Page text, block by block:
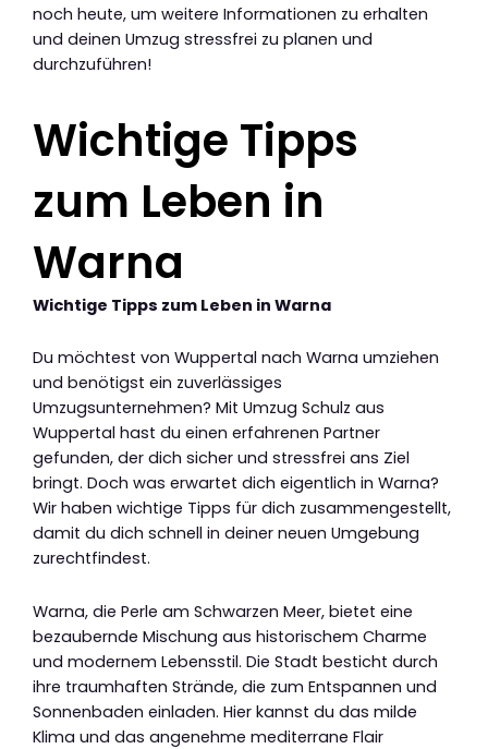
noch heute, um weitere Informationen zu erhalten
und deinen Umzug stressfrei zu planen und
durchzuführen!
Wichtige Tipps
zum Leben in
Warna
Wichtige Tipps zum Leben in Warna
Du möchtest von Wuppertal nach Warna umziehen
und benötigst ein zuverlässiges
Umzugsunternehmen? Mit Umzug Schulz aus
Wuppertal hast du einen erfahrenen Partner
gefunden, der dich sicher und stressfrei ans Ziel
bringt. Doch was erwartet dich eigentlich in Warna?
Wir haben wichtige Tipps für dich zusammengestellt,
damit du dich schnell in deiner neuen Umgebung
zurechtfindest.
Warna, die Perle am Schwarzen Meer, bietet eine
bezaubernde Mischung aus historischem Charme
und modernem Lebensstil. Die Stadt besticht durch
ihre traumhaften Strände, die zum Entspannen und
Sonnenbaden einladen. Hier kannst du das milde
Klima und das angenehme mediterrane Flair